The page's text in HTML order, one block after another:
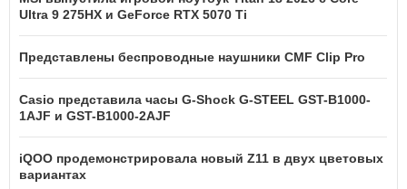
Ultra 9 275HX и GeForce RTX 5070 Ti
Представлены беспроводные наушники CMF Clip Pro
Casio представила часы G-Shock G-STEEL GST-B1000-
1AJF и GST-B1000-2AJF
iQOO продемонстрировала новый Z11 в двух цветовых
вариантах